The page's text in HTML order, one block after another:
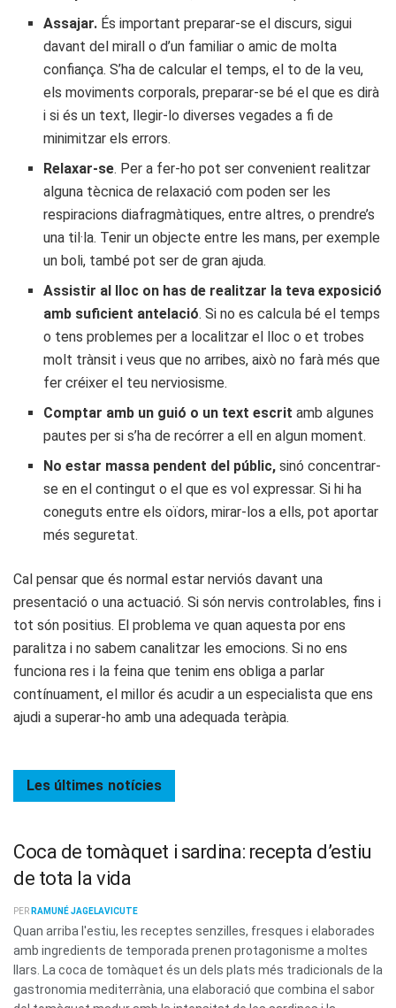
Assajar. És important preparar-se el discurs, sigui
davant del mirall o d’un familiar o amic de molta
confiança. S’ha de calcular el temps, el to de la veu,
els moviments corporals, preparar-se bé el que es dirà
i si és un text, llegir-lo diverses vegades a fi de
minimitzar els errors.
Relaxar-se. Per a fer-ho pot ser convenient realitzar
alguna tècnica de relaxació com poden ser les
respiracions diafragmàtiques, entre altres, o prendre’s
una til·la. Tenir un objecte entre les mans, per exemple
un boli, també pot ser de gran ajuda.
Assistir al lloc on has de realitzar la teva exposició
amb suficient antelació. Si no es calcula bé el temps
o tens problemes per a localitzar el lloc o et trobes
molt trànsit i veus que no arribes, això no farà més que
fer créixer el teu nerviosisme.
Comptar amb un guió o un text escrit amb algunes
pautes per si s’ha de recórrer a ell en algun moment.
No estar massa pendent del públic, sinó concentrar-
se en el contingut o el que es vol expressar. Si hi ha
coneguts entre els oïdors, mirar-los a ells, pot aportar
més seguretat.
Cal pensar que és normal estar nerviós davant una
presentació o una actuació. Si són nervis controlables, fins i
tot són positius. El problema ve quan aquesta por ens
paralitza i no sabem canalitzar les emocions. Si no ens
funciona res i la feina que tenim ens obliga a parlar
contínuament, el millor és acudir a un especialista que ens
ajudi a superar-ho amb una adequada teràpia.
Les últimes notícies
Coca de tomàquet i sardina: recepta d’estiu
de tota la vida
PER RAMUNÉ JAGELAVICUTE
Quan arriba l'estiu, les receptes senzilles, fresques i elaborades
amb ingredients de temporada prenen protagonisme a moltes
llars. La coca de tomàquet és un dels plats més tradicionals de la
gastronomia mediterrània, una elaboració que combina el sabor